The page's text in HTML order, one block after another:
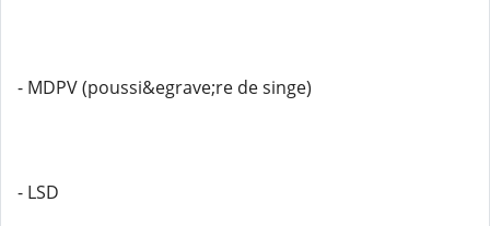
- MDPV (poussi&egrave;re de singe)
- LSD